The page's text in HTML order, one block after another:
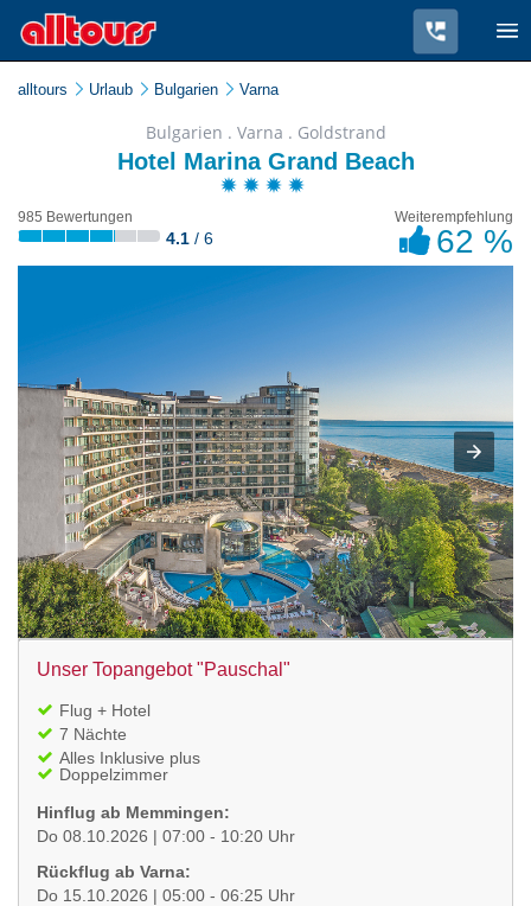
alltours Urlaub Bulgarien Varna
Bulgarien . Varna . Goldstrand
Hotel Marina Grand Beach
985 Bewertungen
4.1 / 6
Weiterempfehlung
62 %
Unser Topangebot "Pauschal"
Flug + Hotel
7 Nächte
Alles Inklusive plus
Doppelzimmer
Hinflug ab Memmingen:
Do 08.10.2026 | 07:00 - 10:20 Uhr
Rückflug ab Varna:
Do 15.10.2026 | 05:00 - 06:25 Uhr